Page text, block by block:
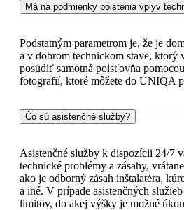
Má na podmienky poistenia vplyv
Podstatným parametrom je, že je
a v dobrom technickom stave, ktorý
posúdiť samotná poisťovňa
fotografií, ktoré môžete do UNIQA
Čo sú asistenčné služby?
Asistenčné služby k dispozícii 24/7
technické problémy a zásahy,
ako je odborný zásah inštalatéra,
a iné. V prípade asistenčných
limitov, do akej výšky je možné